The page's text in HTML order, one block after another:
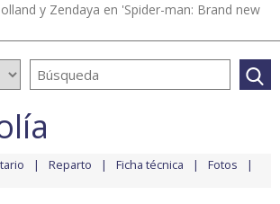
y Zendaya en 'Spider-man: Brand new
Reparto Ficha técnica Fotos